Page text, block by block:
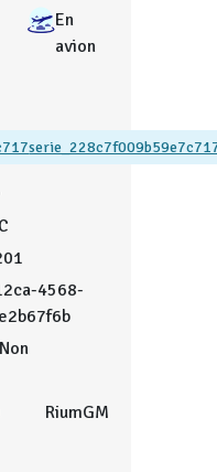
En
avion
4568-
Non
RiumGM